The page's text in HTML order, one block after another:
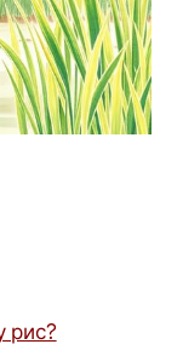
рис?